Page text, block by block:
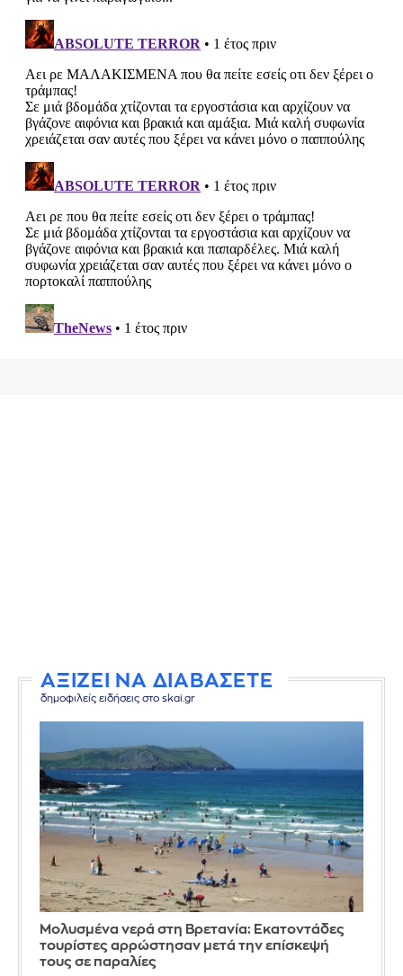
ΑΞΙΖΕΙ ΝΑ ΔΙΑΒΑΣΕΤΕ
δημοφιλείς ειδήσεις στο skai.gr
Μολυσμένα νερά στη Βρετανία: Εκατοντάδες
τουρίστες αρρώστησαν μετά την επίσκεψή
τους σε παραλίες